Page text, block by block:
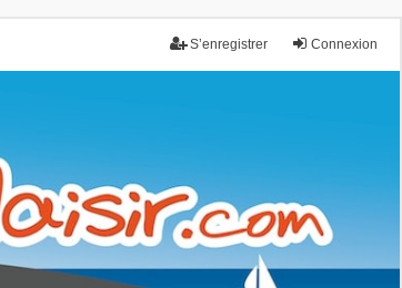
Connexion
S’enregistrer